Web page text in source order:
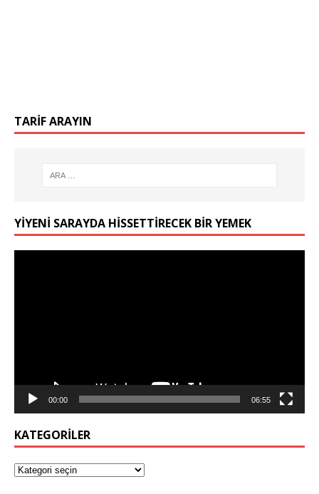
TARIF ARAYIN
YIYENI SARAYDA HISSETTIRECEK BIR YEMEK
00:00 06:55
KATEGORILER